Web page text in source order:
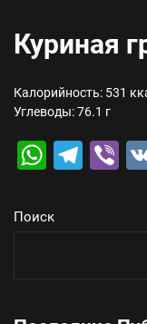
Куриная
Калорийность: 531
Углеводы: 76.1 г
Поиск